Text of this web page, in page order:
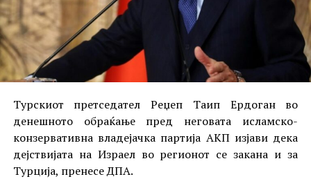
Турскиот претседател Реџеп Таип Ердоган во
денешното обраќање пред неговата исламско-
конзервативна владејачка партија АКП изјави дека
дејствијата на Израел во регионот се закана и за
Турција, пренесе ДПА.